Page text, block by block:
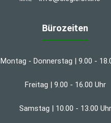
Bürozeiten
Montag - Donnerstag | 9.00 -
Freitag | 9.00 - 16.00 Uhr
Samstag | 10.00 - 13.00 Uhr